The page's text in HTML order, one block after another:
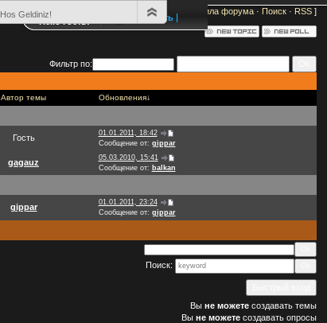
Hello Гость! | Открыть |
[Новые сообщения Участники Правила форума· Поиск· RSS]
Фильтр по:
Автор темы Обновления↓
Гость
01.01.2011, 18:42
Сообщение от: gippar
gagauz
05.03.2010, 15:41
Сообщение от: balkan
gippar
01.01.2011, 23:24
Сообщение от: gippar
Поиск:
Вы не можетесоздавать темы
Вы не можетесоздавать опросы
Hos Geldiniz!